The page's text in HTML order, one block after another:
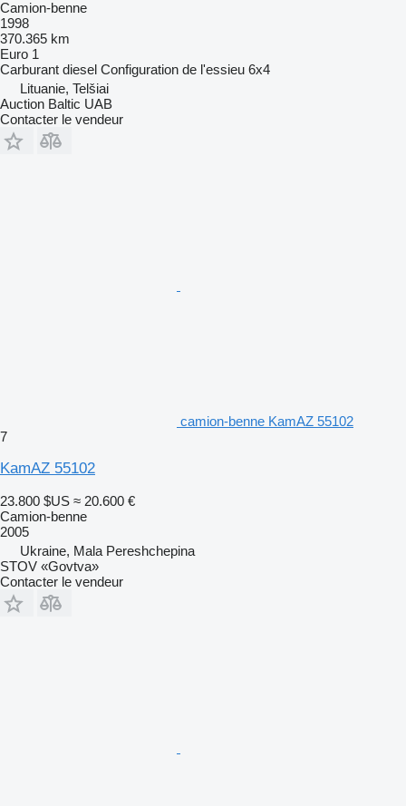
Camion-benne
1998
370.365 km
Euro 1
Carburant diesel Configuration de l'essieu 6x4
Lituanie, Telšiai
Auction Baltic UAB
Contacter le vendeur
camion-benne KamAZ 55102
7
KamAZ 55102
23.800 $US ≈ 20.600 €
Camion-benne
2005
Ukraine, Mala Pereshchepina
STOV «Govtva»
Contacter le vendeur